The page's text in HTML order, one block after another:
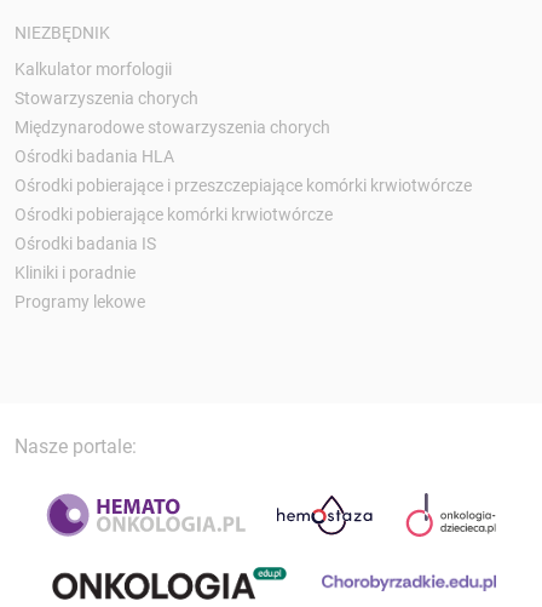
NIEZBĘDNIK
Kalkulator morfologii
Stowarzyszenia chorych
Międzynarodowe stowarzyszenia chorych
Ośrodki badania HLA
Ośrodki pobierające i przeszczepiające komórki krwiotwórcze
Ośrodki pobierające komórki krwiotwórcze
Ośrodki badania IS
Kliniki i poradnie
Programy lekowe
Nasze portale: